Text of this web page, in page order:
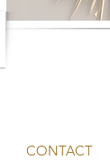
CONTACT